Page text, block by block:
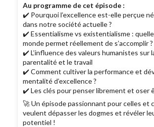
Au programme de cet épisode :
✔️ Pourquoi l’excellence est-elle perçue
dans notre société actuelle ?
✔️ Essentialisme vs existentialisme :
monde permet réellement de s’accomplir ?
✔️ L’influence des valeurs humanistes sur
parentalité et le travail
✔️ Comment cultiver la performance et
mentalité d’excellence ?
✔️ Les clés pour penser librement et oser
🚀 Un épisode passionnant pour celles et
veulent dépasser les dogmes et révéler
potentiel !